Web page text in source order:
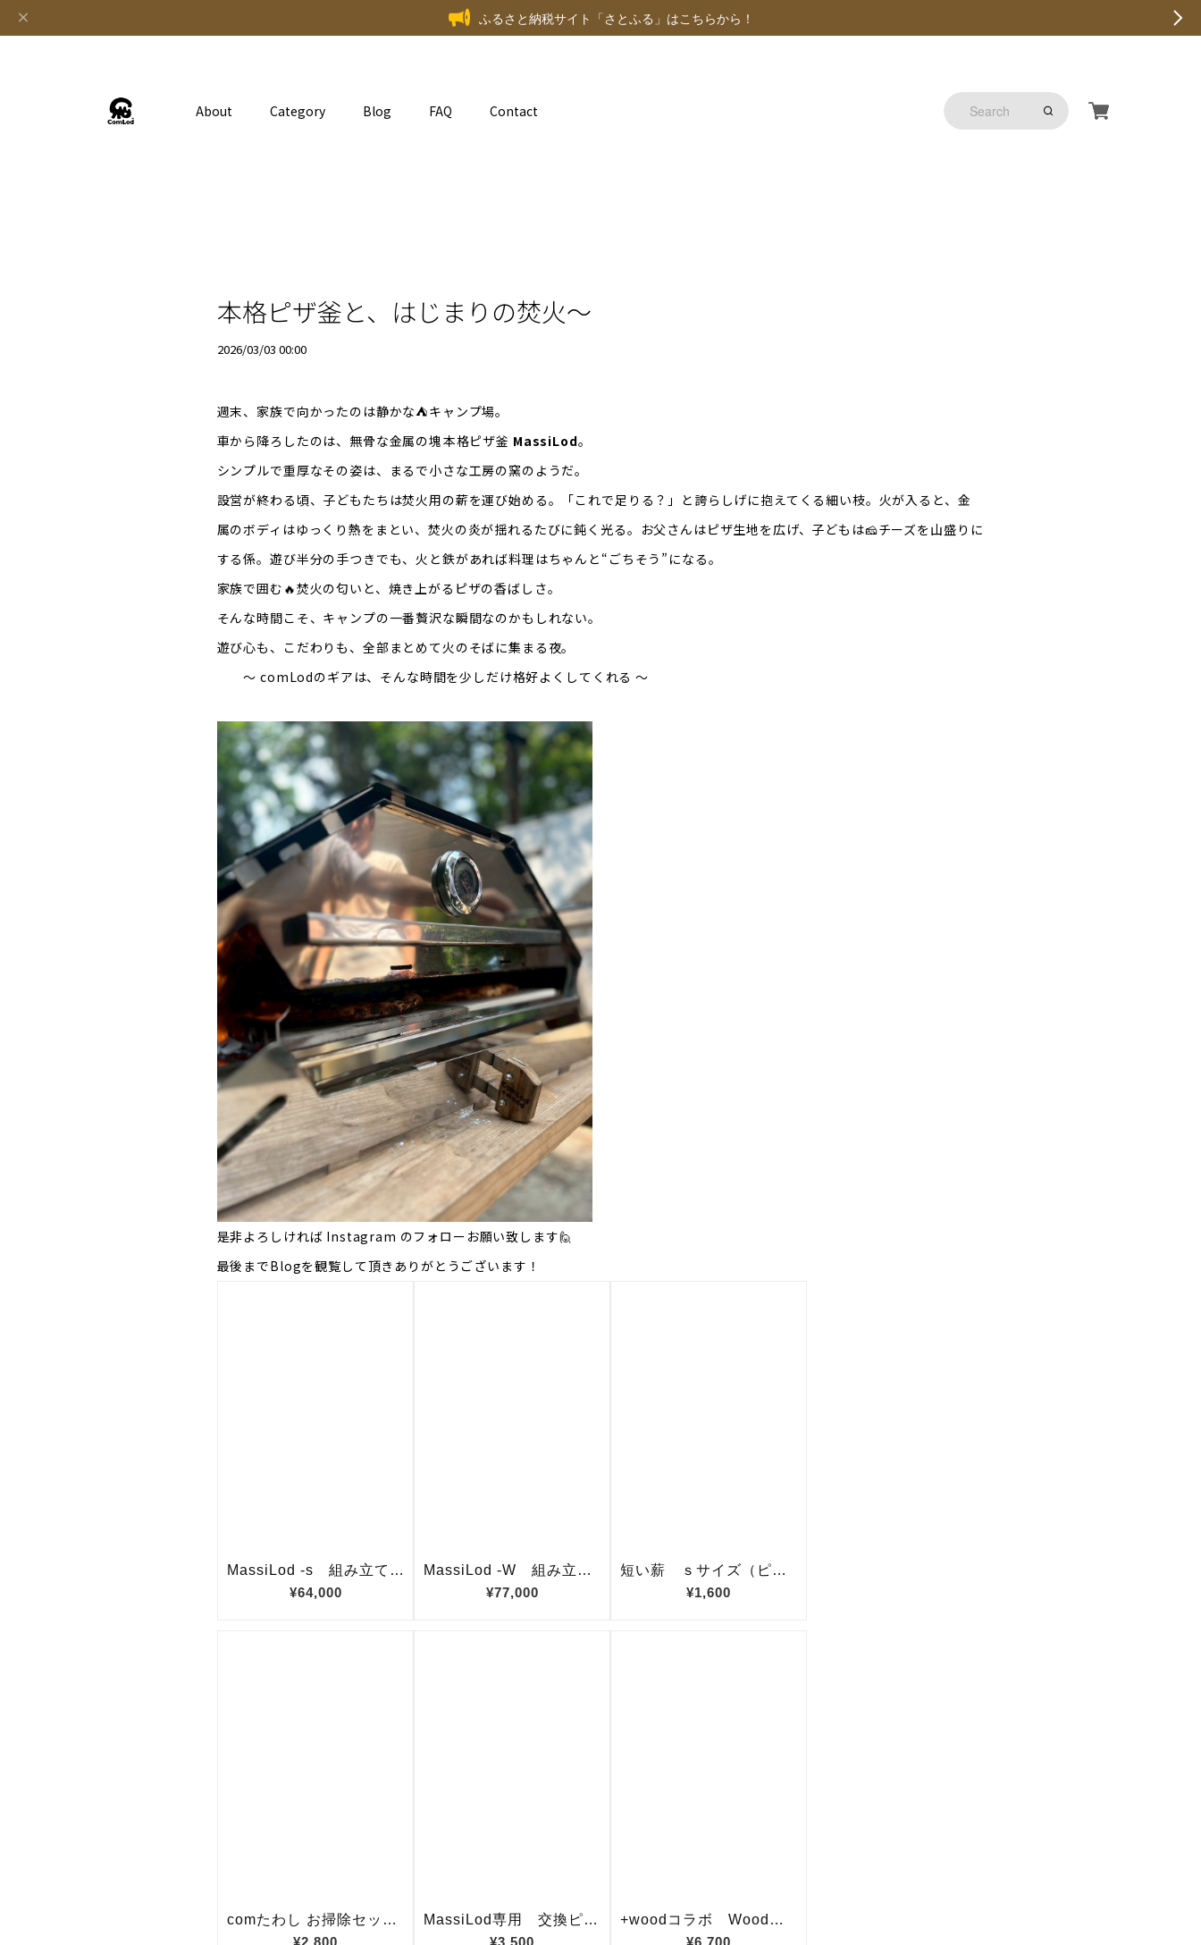
ふるさと納税サイト「さとふる」はこちらから！
About Category Blog FAQ Contact
本格ピザ釜と、はじまりの焚火～
2026/03/03 00:00
週末、家族で向かったのは静かな⛺キャンプ場。
車から降ろしたのは、無骨な金属の塊――本格ピザ釜 MassiLod。
シンプルで重厚なその姿は、まるで小さな工房の窯のようだ。
設営が終わる頃、子どもたちは焚火用の薪を運び始める。「これで足りる？」と誇らしげに抱えてくる細い枝。火が入ると、金
属のボディはゆっくり熱をまとい、焚火の炎が揺れるたびに鈍く光る。お父さんはピザ生地を広げ、子どもは🧀チーズを山盛りに
する係。遊び半分の手つきでも、火と鉄があれば料理はちゃんと“ごちそう”になる。
家族で囲む🔥焚火の匂いと、焼き上がるピザの香ばしさ。
そんな時間こそ、キャンプの一番贅沢な瞬間なのかもしれない。
遊び心も、こだわりも、全部まとめて火のそばに集まる夜。
～ comLodのギアは、そんな時間を少しだけ格好よくしてくれる ～
是非よろしければ Instagram のフォローお願い致します🙋
最後までBlogを観覧して頂きありがとうございます！